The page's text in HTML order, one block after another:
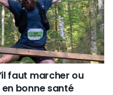
faut marcher ou
bonne santé